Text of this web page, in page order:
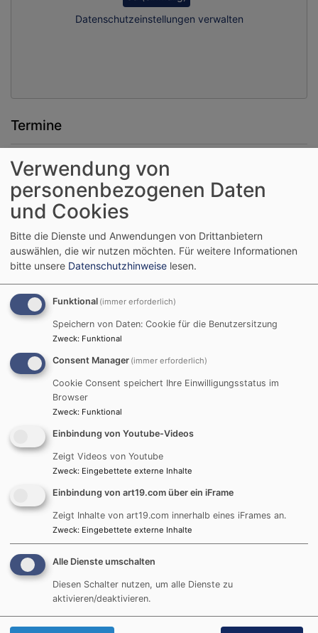
Datenschutzeinstellungen verwalten
Termine
August 2026
Mo Di Mi Do Fr Sa So
3
4 5 6 7 8
9
10
11 12 13 14
17
18 19 20 21 22
23
24
25 26 27
31
Schlagworte
5-10 Minuten Theologie
Audio
Bestattung
Bild und Text Cadolzburg
Carmina Nova CBR Corona Diakon
Dies und das von Zeit zu Zeit EJ aktuell
Erntedank Erwachsene Evangelische Jugend
Familien Frauen Frieden
Gemeindehaus
Gemeindeleben Gottesdienst
Verwendung von
personenbezogenen Daten
und Cookies
Bitte die Dienste und Anwendungen von Drittanbietern
auswählen, die wir nutzen möchten. Für weitere Informationen
bitte unsere Datenschutzhinweise lesen.
Funktional (immer erforderlich)
Speichern von Daten: Cookie für die Benutzersitzung
Zweck: Funktional
Consent Manager (immer erforderlich)
Cookie Consent speichert Ihre Einwilligungsstatus im
Browser
Zweck: Funktional
Einbindung von Youtube-Videos
Zeigt Videos von Youtube
Zweck: Eingebettete externe Inhalte
Einbindung von art19.com über ein iFrame
Zeigt Inhalte von art19.com innerhalb eines iFrames an.
Zweck: Eingebettete externe Inhalte
Alle Dienste umschalten
Diesen Schalter nutzen, um alle Dienste zu
aktivieren/deaktivieren.